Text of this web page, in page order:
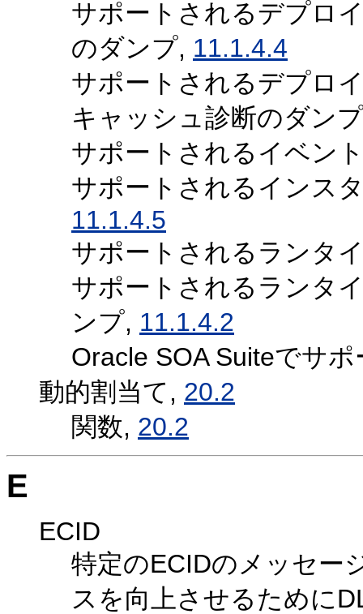
サポートされるデプロ
のダンプ, 11.1.4.4
サポートされるデプロ
キャッシュ診断のダン
サポートされるイベン
サポートされるインス
11.1.4.5
サポートされるランタ
サポートされるランタ
ンプ, 11.1.4.2
Oracle SOA Suiteでサ
動的割当て, 20.2
関数, 20.2
E
ECID
特定のECIDのメッセー
スを向上させるために